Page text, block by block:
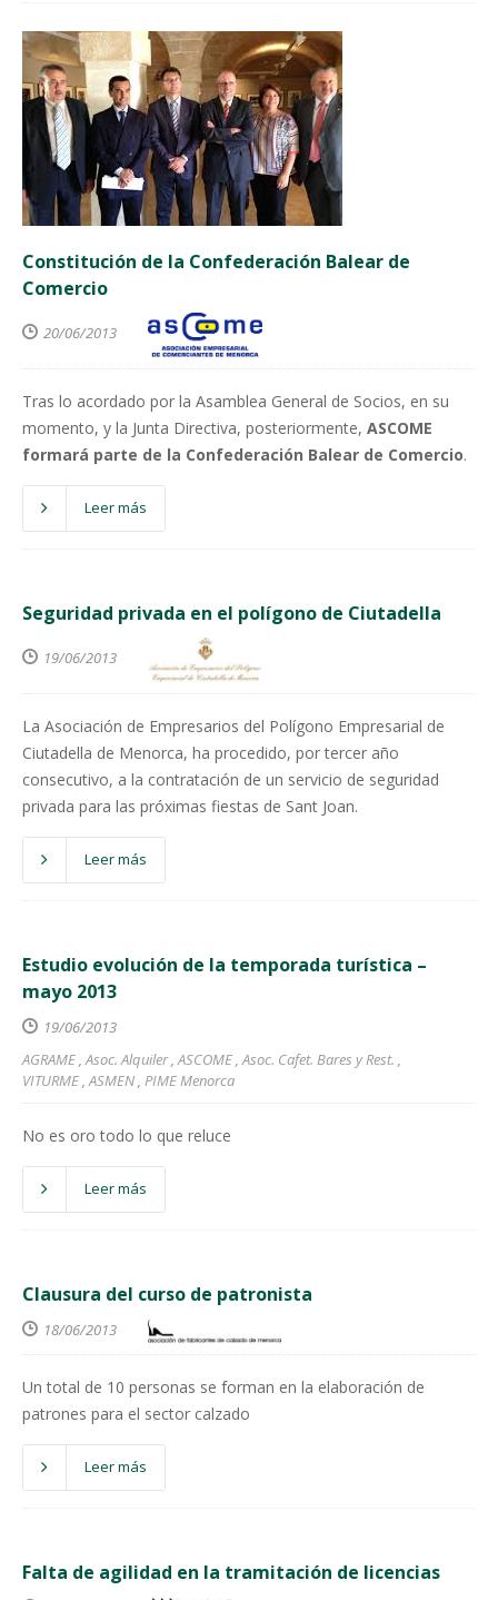
Constitución de la Confederación Balear de
Comercio
20/06/2013
Tras lo acordado por la Asamblea General de Socios, en su
momento, y la Junta Directiva, posteriormente, ASCOME
formará parte de la Confederación Balear de Comercio.
Leer más
Seguridad privada en el polígono de Ciutadella
19/06/2013
La Asociación de Empresarios del Polígono Empresarial de
Ciutadella de Menorca, ha procedido, por tercer año
consecutivo, a la contratación de un servicio de seguridad
privada para las próximas fiestas de Sant Joan.
Leer más
Estudio evolución de la temporada turística –
mayo 2013
19/06/2013
AGRAME,Asoc. Alquiler,ASCOME,Asoc. Cafet. Bares y Rest. ,
VITURME,ASMEN, PIME Menorca
No es oro todo lo que reluce
Leer más
Clausura del curso de patronista
18/06/2013
Un total de 10 personas se forman en la elaboración de
patrones para el sector calzado
Leer más
Falta de agilidad en la tramitación de licencias